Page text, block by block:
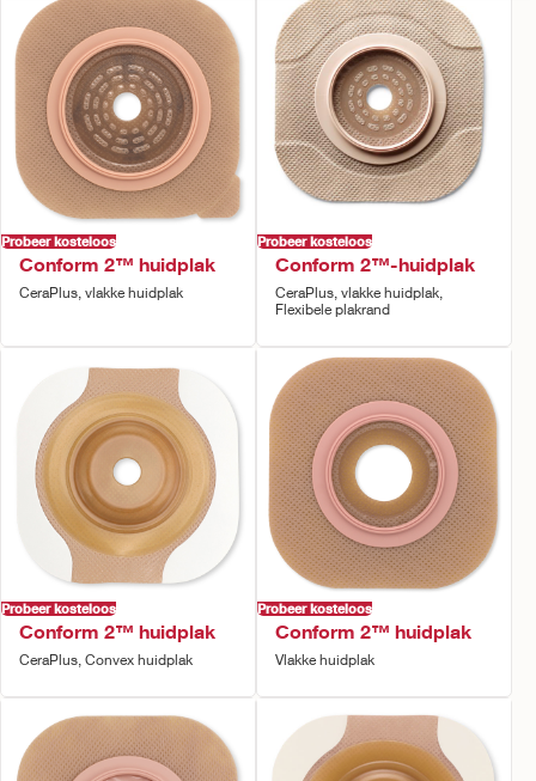
Probeer kosteloos
Conform 2™ huidplak
CeraPlus, vlakke huidplak
Probeer kosteloos
Conform 2™-huidplak
CeraPlus, vlakke huidplak,
Flexibele plakrand
Probeer kosteloos
Conform 2™ huidplak
CeraPlus, Convex huidplak
Probeer kosteloos
Conform 2™ huidplak
Vlakke huidplak